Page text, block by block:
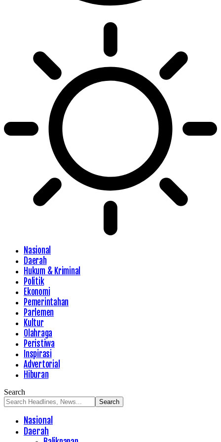
Nasional
Daerah
Hukum & Kriminal
Politik
Ekonomi
Pemerintahan
Parlemen
Kultur
Olahraga
Peristiwa
Inspirasi
Advertorial
Hiburan
Search
Nasional
Daerah